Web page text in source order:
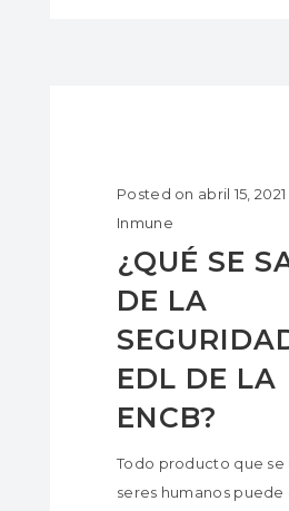
Posted on abril 15, 2021
Inmune
¿QUÉ SE
DE LA
EDL DE LA
ENCB?
Todo producto que se
seres humanos